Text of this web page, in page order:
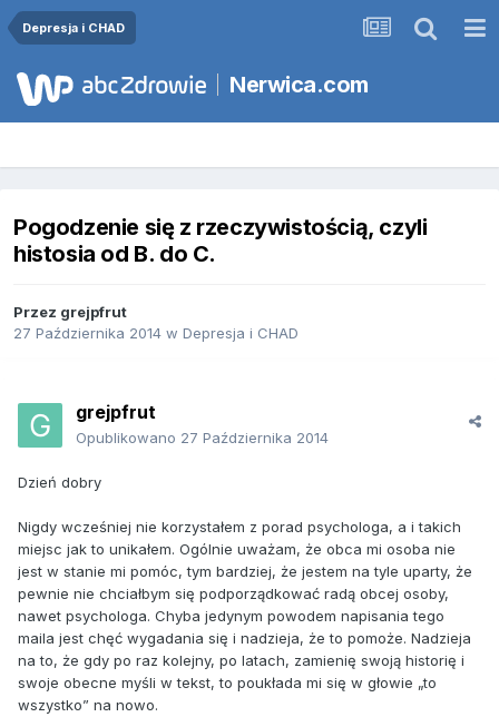
Depresja i CHAD
Nerwica.com
Pogodzenie się z rzeczywistością, czyli
histosia od B. do C.
Przez grejpfrut
27 Października 2014 w Depresja i CHAD
grejpfrut
Opublikowano 27 Października 2014
Dzień dobry
Nigdy wcześniej nie korzystałem z porad psychologa, a i takich
miejsc jak to unikałem. Ogólnie uważam, że obca mi osoba nie
jest w stanie mi pomóc, tym bardziej, że jestem na tyle uparty, że
pewnie nie chciałbym się podporządkować radą obcej osoby,
nawet psychologa. Chyba jedynym powodem napisania tego
maila jest chęć wygadania się i nadzieja, że to pomoże. Nadzieja
na to, że gdy po raz kolejny, po latach, zamienię swoją historię i
swoje obecne myśli w tekst, to poukłada mi się w głowie „to
wszystko” na nowo.